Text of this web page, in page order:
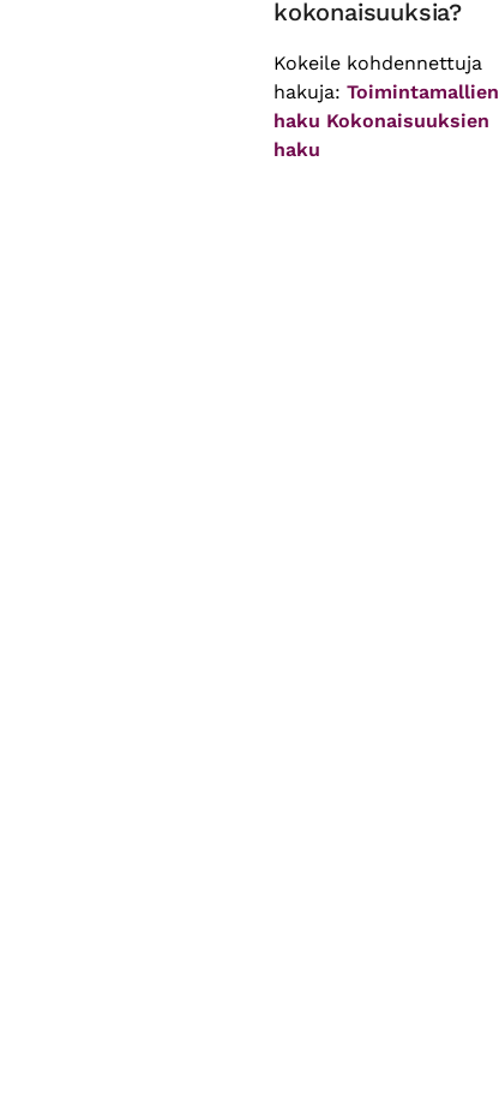
kokonaisuuksia?
Kokeile kohdennettuja
hakuja: Toimintamallien
haku Kokonaisuuksien
haku